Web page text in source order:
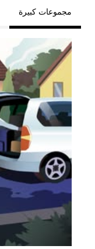
مجموعات كبيرة